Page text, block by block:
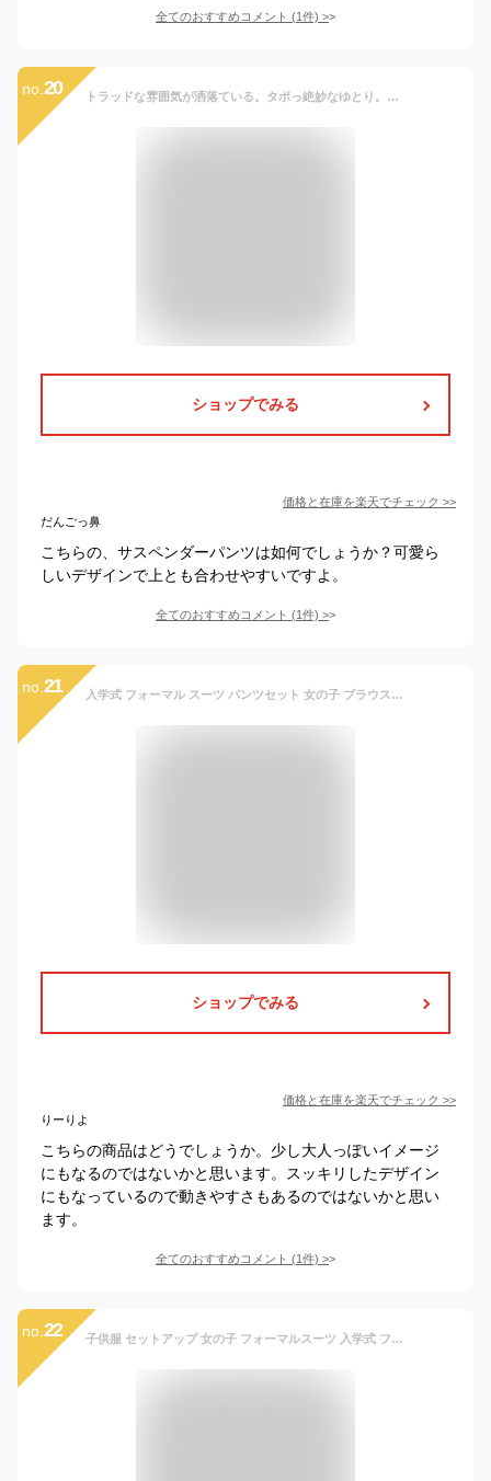
全てのおすすめコメント (1件) >
no. 20 トラッドな雰囲気が洒落ている。タポっ絶妙なゆとり。サスペンダーパンツ・再販。メール便不可TOY【222B】
ショップでみる
価格と在庫を楽天でチェック >>
だんごっ鼻
こちらの、サスペンダーパンツは如何でしょうか？可愛ら
しいデザインで上とも合わせやすいですよ。
全てのおすすめコメント (1件) >
no. 21 入学式 フォーマル スーツ パンツセット 女の子 ブラウス 3点セット 長袖 七五三 卒園式 フォーマルスーツ キッズ オシャレ お受験 面接 子供スーツ 上下 韓国
ショップでみる
価格と在庫を楽天でチェック >>
りーりよ
こちらの商品はどうでしょうか。少し大人っぽいイメージ
にもなるのではないかと思います。スッキリしたデザイン
にもなっているので動きやすさもあるのではないかと思い
ます。
全てのおすすめコメント (1件) >
no. 22 子供服 セットアップ 女の子 フォーマルスーツ 入学式 フォーマル スーツ パンツセット 子供スーツ チェック柄 ブラウス 3点セット ジュニア 入園式 卒業式 オシャレ 110 120 130 140 150 160 子供スーツ 上下 子ども服